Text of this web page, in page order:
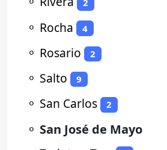
2
⚬ Rocha 4
⚬ Rosario 2
⚬ Salto 9
⚬ San Carlos 2
⚬ San José de Mayo